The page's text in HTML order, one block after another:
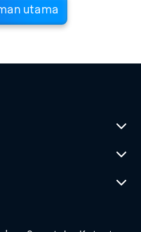
utama